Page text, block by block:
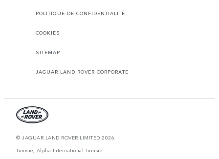
POLITIQUE DE CONFIDENTIALITÉ
COOKIES
SITEMAP
JAGUAR LAND ROVER CORPORATE
© JAGUAR LAND ROVER LIMITED 2026.
Tunisie, Alpha International Tunisie